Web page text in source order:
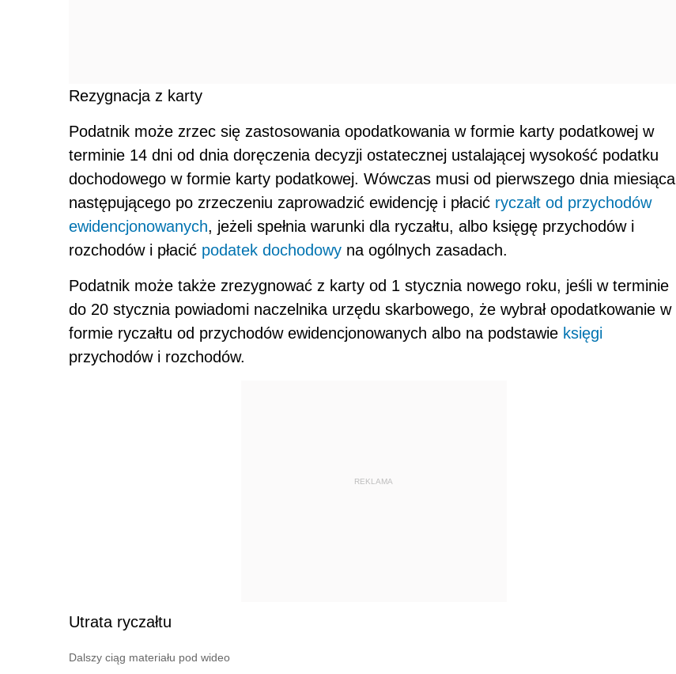
Rezygnacja z karty
Podatnik może zrzec się zastosowania opodatkowania w formie karty podatkowej w
terminie 14 dni od dnia doręczenia decyzji ostatecznej ustalającej wysokość podatku
dochodowego w formie karty podatkowej. Wówczas musi od pierwszego dnia miesiąca
następującego po zrzeczeniu zaprowadzić ewidencję i płacić ryczałt od przychodów
ewidencjonowanych, jeżeli spełnia warunki dla ryczałtu, albo księgę przychodów i
rozchodów i płacić podatek dochodowy na ogólnych zasadach.
Podatnik może także zrezygnować z karty od 1 stycznia nowego roku, jeśli w terminie
do 20 stycznia powiadomi naczelnika urzędu skarbowego, że wybrał opodatkowanie w
formie ryczałtu od przychodów ewidencjonowanych albo na podstawie księgi
przychodów i rozchodów.
REKLAMA
Utrata ryczałtu
Dalszy ciąg materiału pod wideo